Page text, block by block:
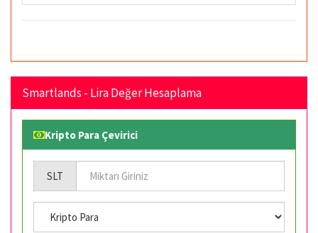
Smartlands - Lira Değer Hesaplama
Kripto Para Çevirici
SLT